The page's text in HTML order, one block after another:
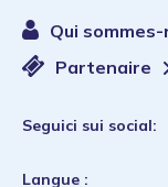
Qui sommes-
Partenaire
Seguici sui social:
Langue :